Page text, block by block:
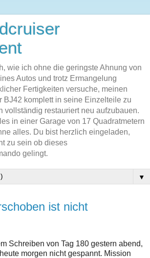
wie ich ohne die geringste Ahnung von
Autos und trotz Ermangelung
Fertigkeiten versuche, meinen
BJ42 komplett in seine Einzelteile zu
vollständig restauriert neu aufzubauen.
in einer Garage von 17 Quadratmetern
alles. Du bist herzlich eingeladen,
zu sein ob dieses
gelingt.
▼
ist nicht
Schreiben von Tag 180 gestern abend,
morgen nicht gespannt. Mission